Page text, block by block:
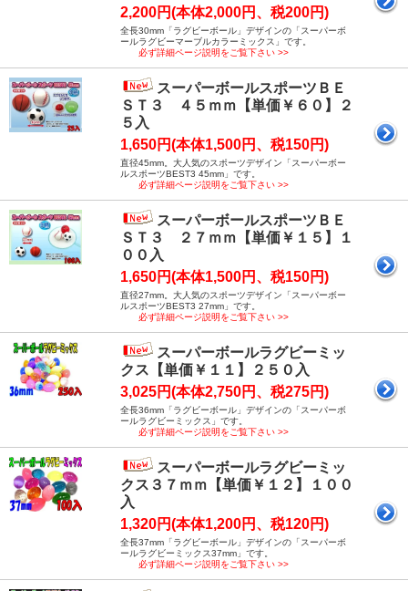
2,200円(本体2,000円、税200円)
全長30mm「ラグビーボール」デザインの「スーパーボ
ールラグビーマーブルカラーミックス」です。
必ず詳細ページ説明をご覧下さい >>
スーパーボールスポーツＢＥ
ＳＴ３ ４５ｍｍ【単価￥６０】２
５入
1,650円(本体1,500円、税150円)
直径45mm。大人気のスポーツデザイン「スーパーボー
ルスポーツBEST3 45mm」です。
必ず詳細ページ説明をご覧下さい >>
スーパーボールスポーツＢＥ
ＳＴ３ ２７ｍｍ【単価￥１５】１
００入
1,650円(本体1,500円、税150円)
直径27mm。大人気のスポーツデザイン「スーパーボー
ルスポーツBEST3 27mm」です。
必ず詳細ページ説明をご覧下さい >>
スーパーボールラグビーミッ
クス【単価￥１１】２５０入
3,025円(本体2,750円、税275円)
全長36mm「ラグビーボール」デザインの「スーパーボ
ールラグビーミックス」です。
必ず詳細ページ説明をご覧下さい >>
スーパーボールラグビーミッ
クス３７ｍｍ【単価￥１２】１００
入
1,320円(本体1,200円、税120円)
全長37mm「ラグビーボール」デザインの「スーパーボ
ールラグビーミックス37mm」です。
必ず詳細ページ説明をご覧下さい >>